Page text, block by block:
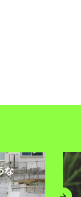
森の色を
With株